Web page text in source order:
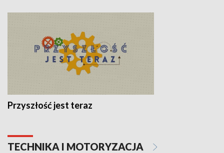
Przyszłość jest teraz
TECHNIKA I MOTORYZACJA